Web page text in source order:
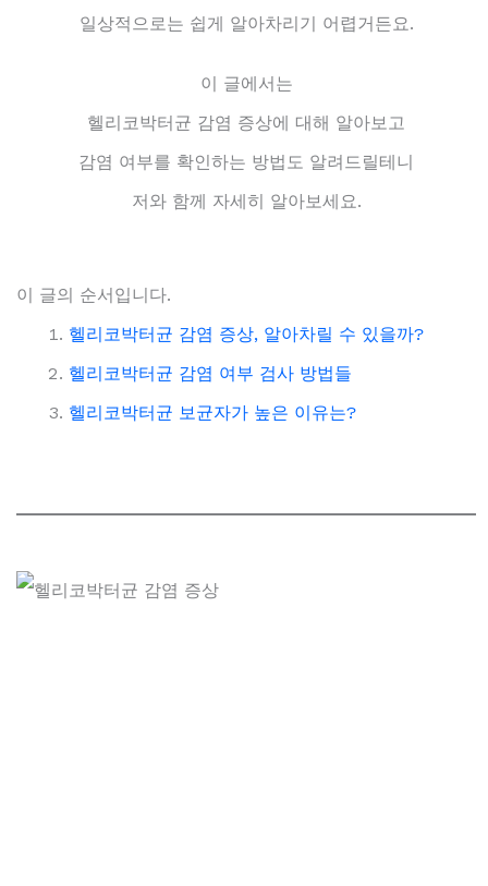
일상적으로는 쉽게 알아차리기 어렵거든요.
이 글에서는
헬리코박터균 감염 증상에 대해 알아보고
감염 여부를 확인하는 방법도 알려드릴테니
저와 함께 자세히 알아보세요.
이 글의 순서입니다.
헬리코박터균 감염 증상, 알아차릴 수 있을까?
헬리코박터균 감염 여부 검사 방법들
헬리코박터균 보균자가 높은 이유는?